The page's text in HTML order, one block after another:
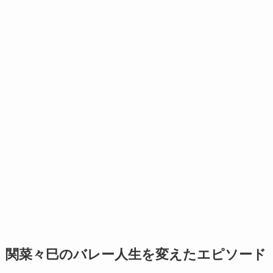
関菜々巳のバレー人生を変えたエピソード